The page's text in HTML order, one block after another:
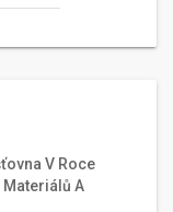
V Roce
A